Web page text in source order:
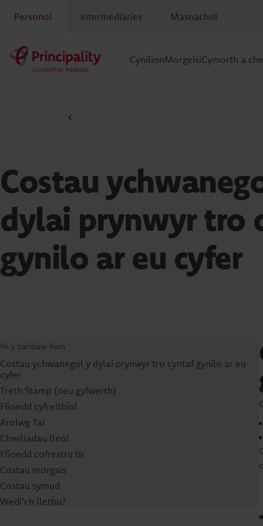
Personol Intermediaries Masnachol
CynilionMorgeisiCymorth a
Costau
dylai prynwyr tro
gynilo ar eu cyfer
Yn y canllaw hwn
Costau ychwanegol y dylai prynwyr tro cyntaf gynilo ar eu
cyfer
Treth Stamp (neu gyfwerth)
Ffioedd cyfreithiol
Arolwg Tai
Chwiliadau lleol
Ffioedd cofrestru tir
Costau morgais
Costau symud
Wedi'ch llethu?